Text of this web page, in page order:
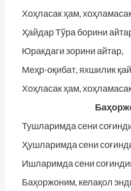
Хоҳласак ҳам,
Ҳайдар Тўра борини
Юракдаги зорини айтар,
Меҳр-оқибат, яхшилик
Хоҳласак ҳам,
Тушларимда сени
Ҳушларимда сени
Ишларимда сени
Баҳоржоним, келақол